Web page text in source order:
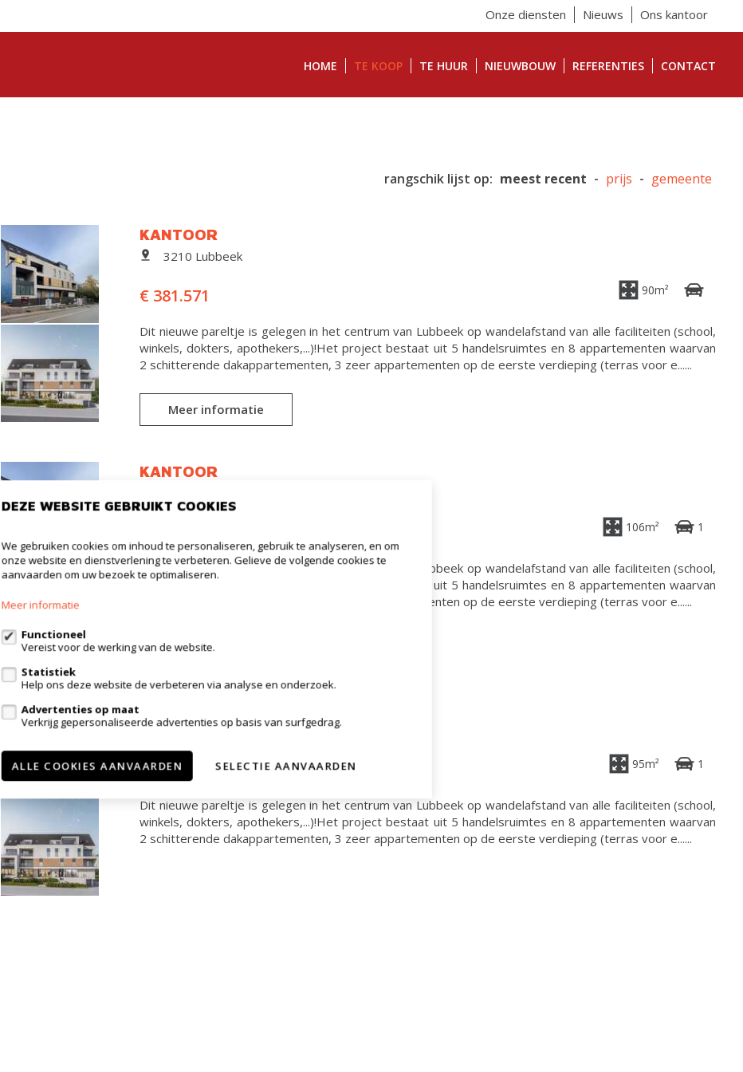
Onze diensten Nieuws Ons kantoor
HOME TE KOOP TE HUUR NIEUWBOUW REFERENTIES CONTACT
rangschik lijst op: meest recent - prijs - gemeente
KANTOOR
3210 Lubbeek
€ 381.571 90m²
Dit nieuwe pareltje is gelegen in het centrum van Lubbeek op wandelafstand van alle faciliteiten (school,
winkels, dokters, apothekers,...)!Het project bestaat uit 5 handelsruimtes en 8 appartementen waarvan
2 schitterende dakappartementen, 3 zeer appartementen op de eerste verdieping (terras voor e......
Meer informatie
KANTOOR
106m² 1
Dit nieuwe pareltje is gelegen in het centrum van Lubbeek op wandelafstand van alle faciliteiten (school,
winkels, dokters, apothekers,...)!Het project bestaat uit 5 handelsruimtes en 8 appartementen waarvan
2 schitterende dakappartementen, 3 zeer appartementen op de eerste verdieping (terras voor e......
Meer informatie
3210 Lubbeek
VERKOCHT 95m² 1
Dit nieuwe pareltje is gelegen in het centrum van Lubbeek op wandelafstand van alle faciliteiten (school,
winkels, dokters, apothekers,...)!Het project bestaat uit 5 handelsruimtes en 8 appartementen waarvan
2 schitterende dakappartementen, 3 zeer appartementen op de eerste verdieping (terras voor e......
DEZE WEBSITE GEBRUIKT COOKIES
We gebruiken cookies om inhoud te personaliseren, gebruik te analyseren, en om
onze website en dienstverlening te verbeteren. Gelieve de volgende cookies te
aanvaarden om uw bezoek te optimaliseren.
Meer informatie
Functioneel
Vereist voor de werking van de website.
Statistiek
Help ons deze website de verbeteren via analyse en onderzoek.
Advertenties op maat
Verkrijg gepersonaliseerde advertenties op basis van surfgedrag.
ALLE COOKIES AANVAARDEN SELECTIE AANVAARDEN